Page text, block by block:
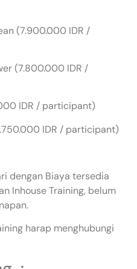
(7.900.000 IDR /
(7.800.000 IDR /
IDR / participant)
IDR / participant)
dengan Biaya tersedia
Inhouse Training, belum
harap menghubungi